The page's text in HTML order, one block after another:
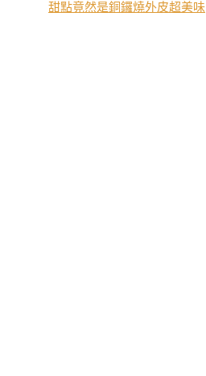
甜點竟然是銅鑼燒外皮超美味